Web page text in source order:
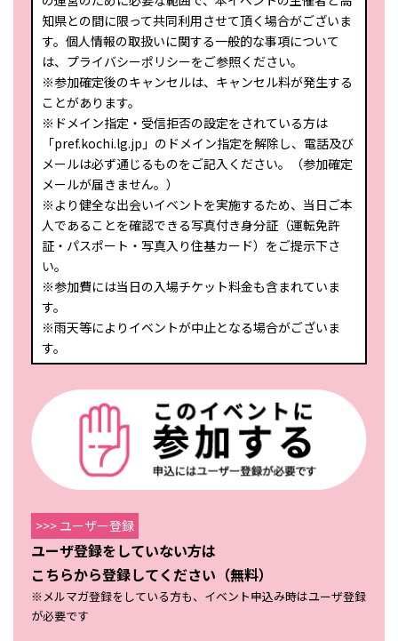
知県との間に限って共同利用させて頂く場合がございま
す。個人情報の取扱いに関する一般的な事項について
は、プライバシーポリシーをご参照ください。
※参加確定後のキャンセルは、キャンセル料が発生する
ことがあります。
※ドメイン指定・受信拒否の設定をされている方は
「pref.kochi.lg.jp」のドメイン指定を解除し、電話及び
メールは必ず通じるものをご記入ください。（参加確定
メールが届きません。）
※より健全な出会いイベントを実施するため、当日ご本
人であることを確認できる写真付き身分証（運転免許
証・パスポート・写真入り住基カード）をご提示下さ
い。
※参加費には当日の入場チケット料金も含まれていま
す。
※雨天等によりイベントが中止となる場合がございま
す。
>>> ユーザー登録
ユーザ登録をしていない方は
こちらから登録してください（無料）
※メルマガ登録をしている方も、イベント申込み時はユーザ登録
が必要です